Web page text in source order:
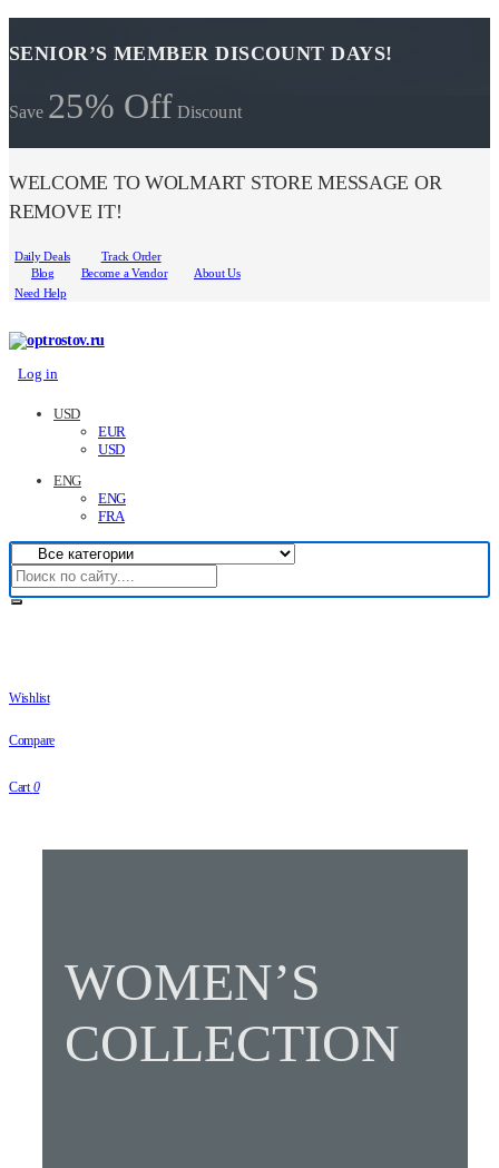
SENIOR’S MEMBER DISCOUNT DAYS!
Save 25% Off Discount
WELCOME TO WOLMART STORE MESSAGE OR
REMOVE IT!
Daily Deals
Track Order
Blog
Become a Vendor
About Us
Need Help
Log in
USD
EUR
USD
ENG
ENG
FRA
Wishlist
Compare
Cart 0
WOMEN’S
COLLECTION